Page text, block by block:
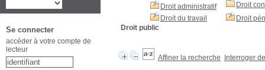
Droit administratif
Droit
Droit du travail
Droit
Droit public
Affiner la recherche Interroger
Se connecter
accéder à votre compte de
lecteur